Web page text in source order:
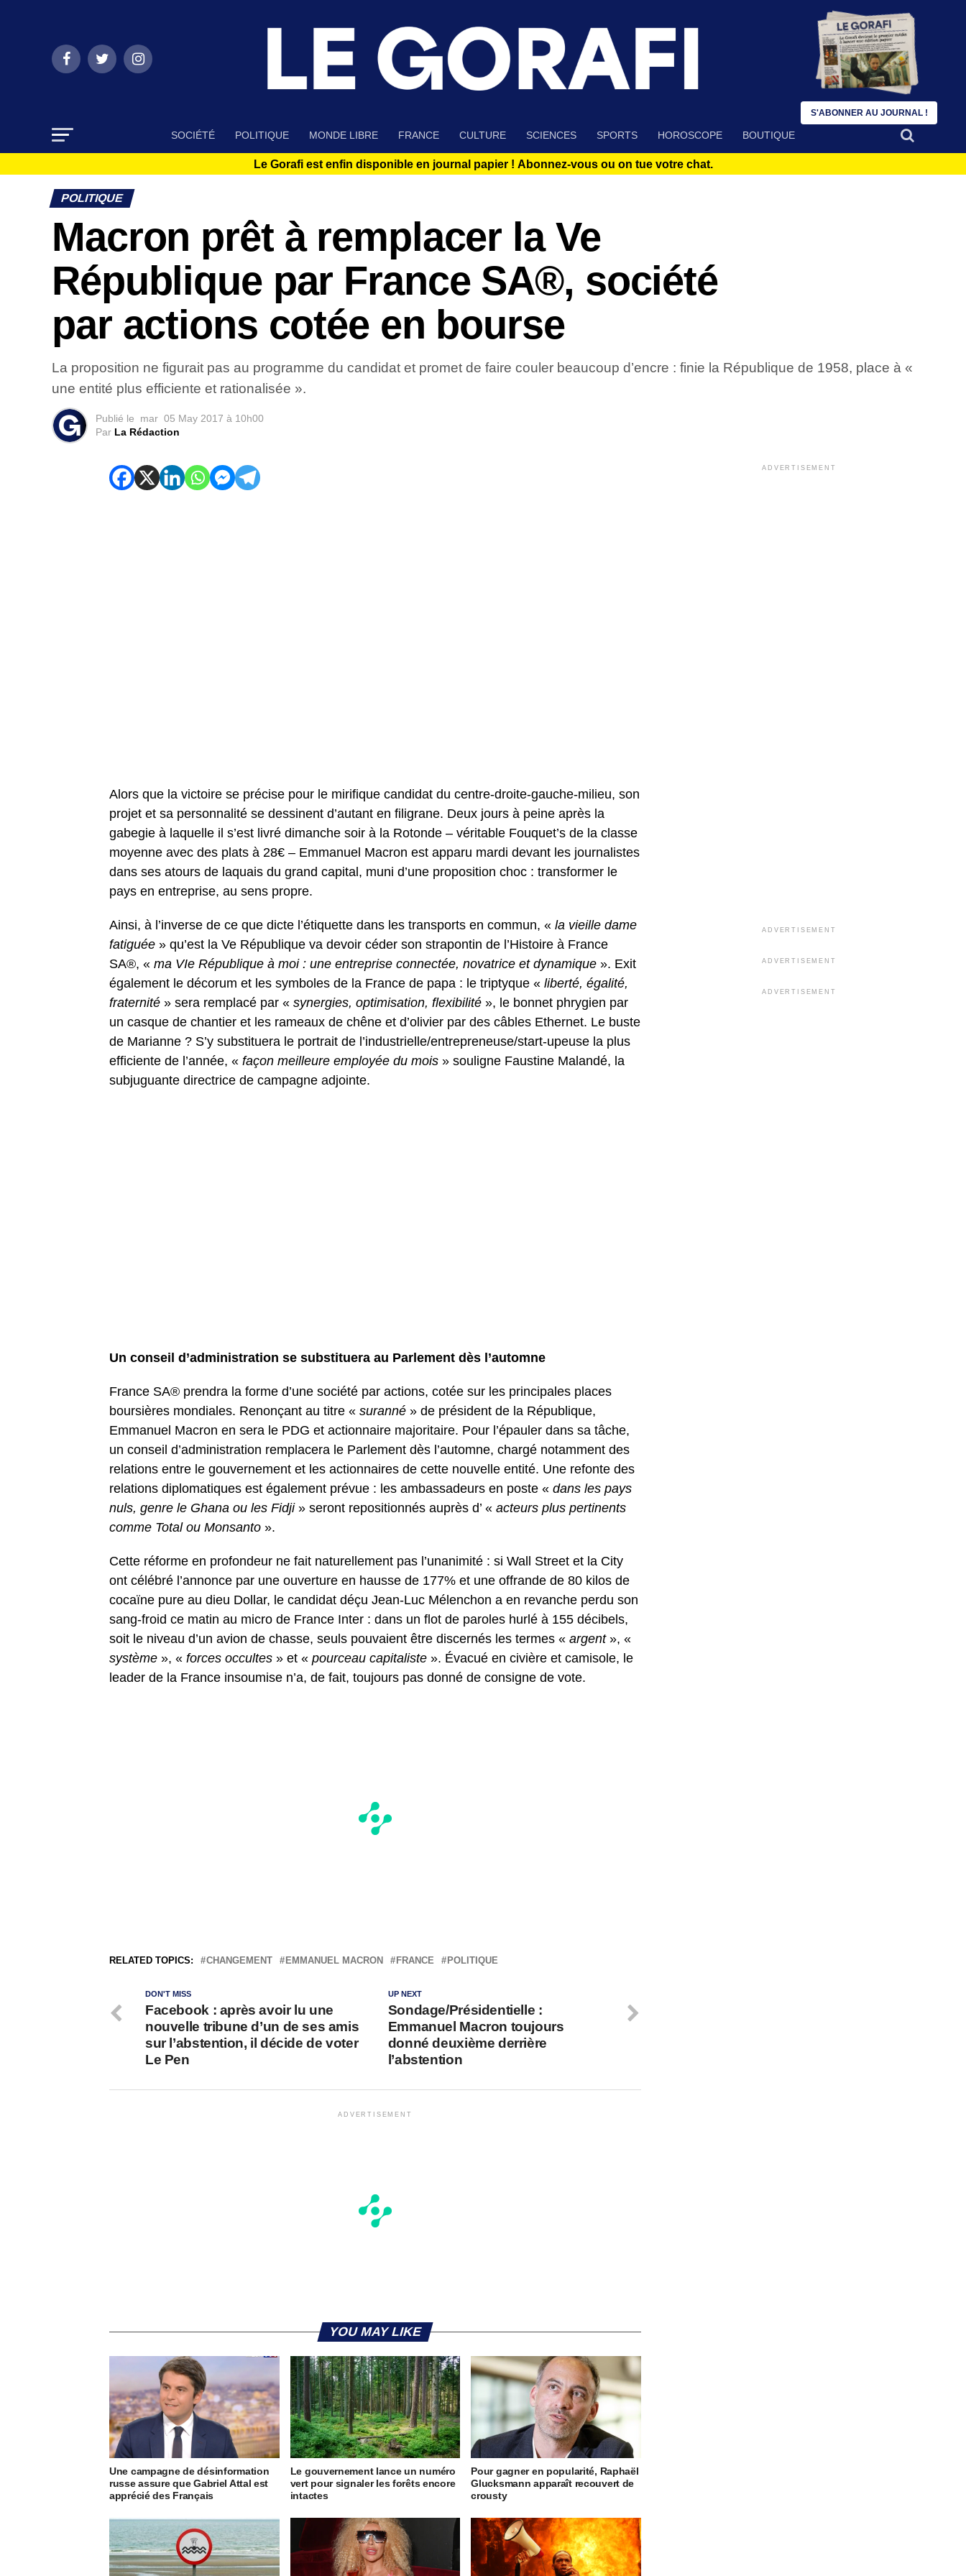
SOCIÉTÉ POLITIQUE MONDE LIBRE FRANCE CULTURE SCIENCES SPORTS HOROSCOPE BOUTIQUE
Le Gorafi est enfin disponible en journal papier ! Abonnez-vous ou on tue votre chat.
POLITIQUE
Macron prêt à remplacer la Ve
République par France SA®, société
par actions cotée en bourse
La proposition ne figurait pas au programme du candidat et promet de faire couler beaucoup d’encre : finie la République de 1958, place à «
une entité plus efficiente et rationalisée ».
Publié le mar 05 May 2017 à 10h00
Par La Rédaction
Alors que la victoire se précise pour le mirifique candidat du centre-droite-gauche-milieu, son
projet et sa personnalité se dessinent d’autant en filigrane. Deux jours à peine après la
gabegie à laquelle il s’est livré dimanche soir à la Rotonde – véritable Fouquet’s de la classe
moyenne avec des plats à 28€ – Emmanuel Macron est apparu mardi devant les journalistes
dans ses atours de laquais du grand capital, muni d’une proposition choc : transformer le
pays en entreprise, au sens propre.
Ainsi, à l’inverse de ce que dicte l’étiquette dans les transports en commun, « la vieille dame
fatiguée » qu’est la Ve République va devoir céder son strapontin de l’Histoire à France
SA®, « ma VIe République à moi : une entreprise connectée, novatrice et dynamique ». Exit
également le décorum et les symboles de la France de papa : le triptyque « liberté, égalité,
fraternité » sera remplacé par « synergies, optimisation, flexibilité », le bonnet phrygien par
un casque de chantier et les rameaux de chêne et d’olivier par des câbles Ethernet. Le buste
de Marianne ? S’y substituera le portrait de l’industrielle/entrepreneuse/start-upeuse la plus
efficiente de l’année, « façon meilleure employée du mois » souligne Faustine Malandé, la
subjuguante directrice de campagne adjointe.
Un conseil d’administration se substituera au Parlement dès l’automne
France SA® prendra la forme d’une société par actions, cotée sur les principales places
boursières mondiales. Renonçant au titre « suranné » de président de la République,
Emmanuel Macron en sera le PDG et actionnaire majoritaire. Pour l’épauler dans sa tâche,
un conseil d’administration remplacera le Parlement dès l’automne, chargé notamment des
relations entre le gouvernement et les actionnaires de cette nouvelle entité. Une refonte des
relations diplomatiques est également prévue : les ambassadeurs en poste « dans les pays
nuls, genre le Ghana ou les Fidji» seront repositionnés auprès d’ « acteurs plus pertinents
comme Total ou Monsanto ».
Cette réforme en profondeur ne fait naturellement pas l’unanimité : si Wall Street et la City
ont célébré l’annonce par une ouverture en hausse de 177% et une offrande de 80 kilos de
cocaïne pure au dieu Dollar, le candidat déçu Jean-Luc Mélenchon a en revanche perdu son
sang-froid ce matin au micro de France Inter : dans un flot de paroles hurlé à 155 décibels,
soit le niveau d’un avion de chasse, seuls pouvaient être discernés les termes « argent», «
système », « forces occultes » et « pourceau capitaliste ». Évacué en civière et camisole, le
leader de la France insoumise n’a, de fait, toujours pas donné de consigne de vote.
RELATED TOPICS: CHANGEMENT EMMANUEL MACRON FRANCE POLITIQUE
UP NEXT
Sondage/Présidentielle :
Emmanuel Macron toujours
donné deuxième derrière
l’abstention
DON'T MISS
Facebook : après avoir lu une
nouvelle tribune d’un de ses amis
sur l’abstention, il décide de voter
Le Pen
ADVERTISEMENT
YOU MAY LIKE
Une campagne de désinformation
russe assure que Gabriel Attal est
apprécié des Français
Le gouvernement lance un numéro
vert pour signaler les forêts encore
intactes
Pour gagner en popularité, Raphaël
Glucksmann apparaît recouvert de
crousty
ADVERTISEMENT
ADVERTISEMENT
ADVERTISEMENT
ADVERTISEMENT
S'ABONNER AU JOURNAL !